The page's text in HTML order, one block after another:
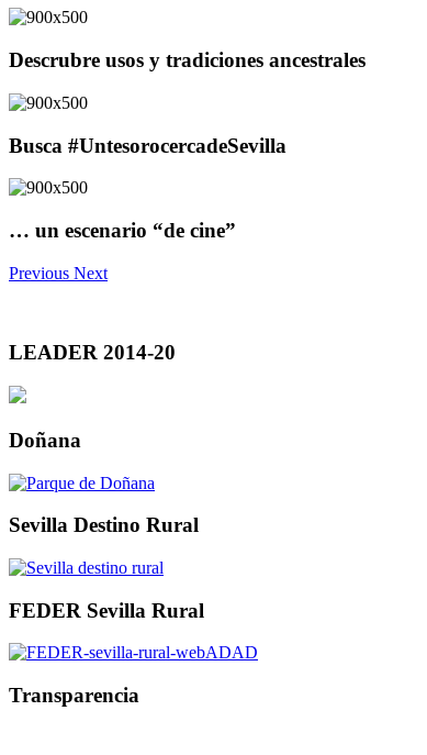
Descrubre usos y tradiciones ancestrales
Busca #UntesorocercadeSevilla
… un escenario “de cine”
Previous Next
LEADER 2014-20
Doñana
Sevilla Destino Rural
FEDER Sevilla Rural
Transparencia